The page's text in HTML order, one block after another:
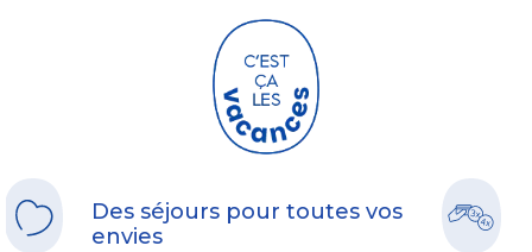
Des séjours pour toutes vos
envies